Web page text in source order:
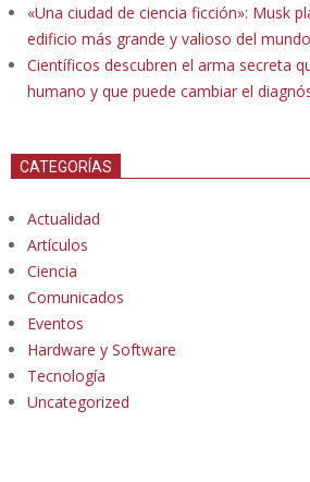
«Una ciudad de ciencia ficción»: Musk
edificio más grande y valioso del mundo
Científicos descubren el arma secreta
humano y que puede cambiar el
CATEGORÍAS
Actualidad
Artículos
Ciencia
Comunicados
Eventos
Hardware y Software
Tecnología
Uncategorized